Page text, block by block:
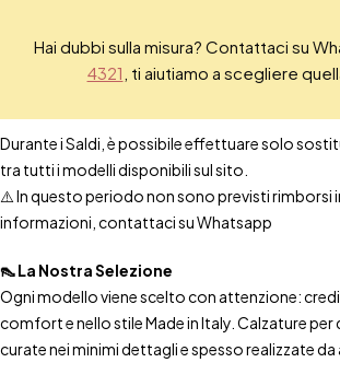
Hai dubbi sulla misura? Contattaci su
4321 , ti aiutiamo a scegliere
Durante i Saldi, è possibile effettuare solo
tra tutti i modelli disponibili sul sito.
⚠️ In questo periodo non sono previsti rimborsi
informazioni, contattaci su Whatsapp
👠 La Nostra Selezione
Ogni modello viene scelto con attenzione:
comfort e nello stile Made in Italy. Calzature per
curate nei minimi dettagli e spesso realizzate da